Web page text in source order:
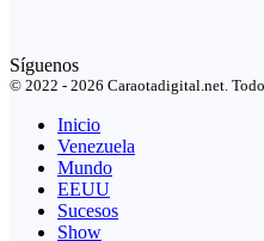
Síguenos
© 2022 - 2026 Caraotadigital.net.
Inicio
Venezuela
Mundo
EEUU
Sucesos
Show